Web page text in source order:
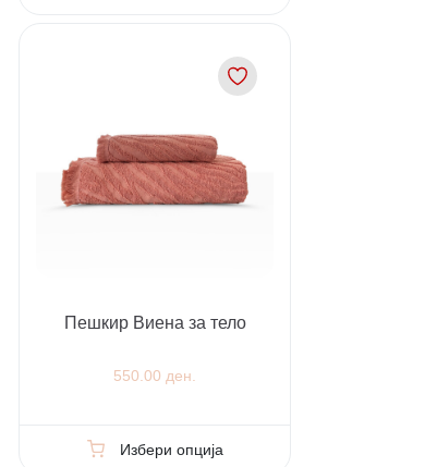
Пешкир Виена за тело
550.00 ден.
Избери опција